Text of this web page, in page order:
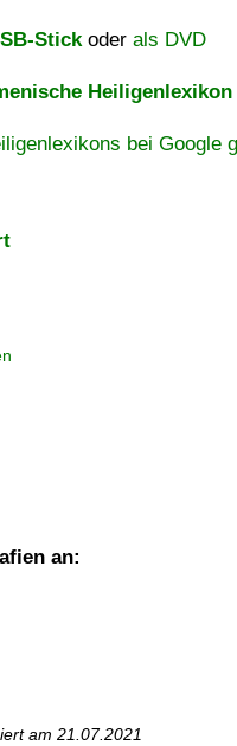
Stickoder als DVD
Heiligenlexikon
bei Google
an:
am 21.07.2021